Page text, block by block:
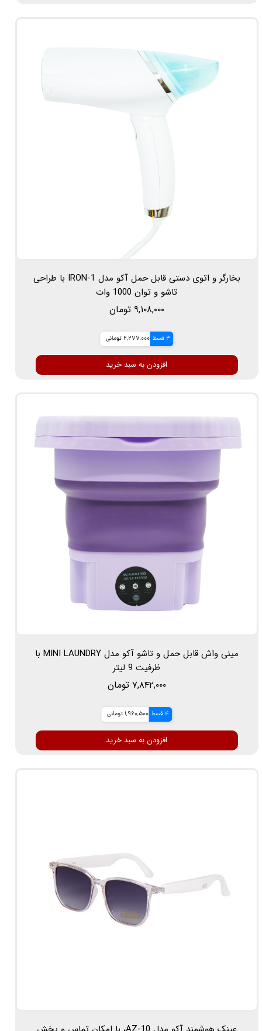
بخارگر و اتوی دستی قابل حمل آکو مدل IRON-1 با طراحی
تاشو و توان 1000 وات
۹,۱۰۸,۰۰۰ تومان
4 قسط 2,277,000 تومانی
افزودن به سبد خرید
مینی واش قابل حمل و تاشو آکو مدل MINI LAUNDRY با
ظرفیت 9 لیتر
۷,۸۴۲,۰۰۰ تومان
4 قسط 1,960,500 تومانی
افزودن به سبد خرید